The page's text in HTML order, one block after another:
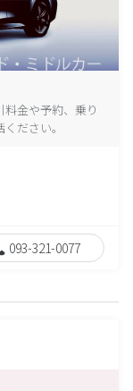
金や予約、乗り
ださい。
093-321-0077